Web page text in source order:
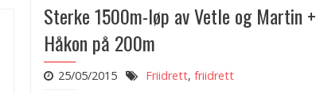
Sterke 1500m-løp av Vetle og Martin +
Håkon på 200m
25/05/2015 Friidrett, friidrett